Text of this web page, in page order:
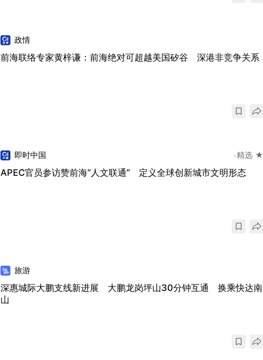
政情
前海联络专家黄梓谦：前海绝对可超越美国矽谷 深港非竞争关系
即时中国 精选 ★
APEC官员参访赞前海“人文联通” 定义全球创新城市文明形态
旅游
深惠城际大鹏支线新进展 大鹏龙岗坪山30分钟互通 换乘快达南
山